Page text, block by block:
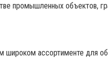
промышленных объектов,
ассортименте для